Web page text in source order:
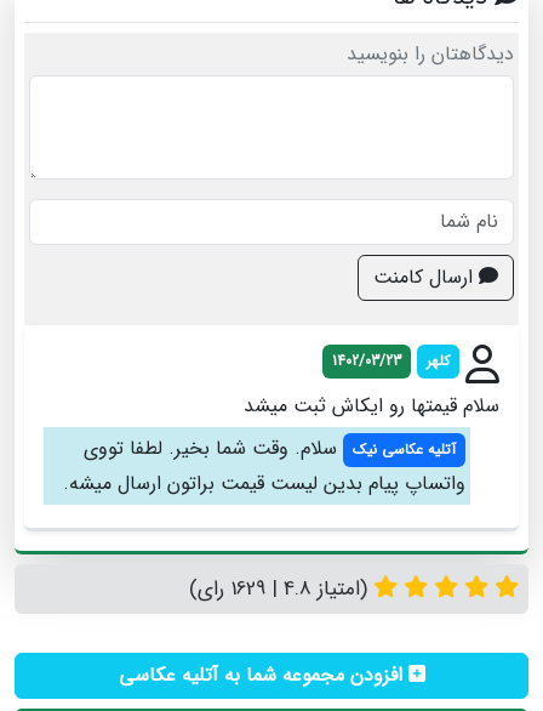
دیدگاهتان را بنویسید
ارسال کامنت
کلهر 1402/03/23
سلام قیمتها رو ایکاش ثبت میشد
آتلیه عکاسی نیک
سلام. وقت شما بخیر. لطفا تووی
واتساپ پیام بدین لیست قیمت براتون ارسال میشه.
(امتیاز 4.8 | 1629 رای)
افزودن مجموعه شما به آتلیه عکاسی